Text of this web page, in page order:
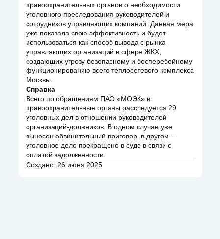
правоохранительных органов о необходимости
уголовного преследования руководителей и
сотрудников управляющих компаний. Данная мера
уже показала свою эффективность и будет
использоваться как способ вывода с рынка
управляющих организаций в сфере ЖКХ,
создающих угрозу безопасному и бесперебойному
функционированию всего теплосетевого комплекса
Москвы.
Справка
Всего по обращениям ПАО «МОЭК» в
правоохранительные органы расследуется 29
уголовных дел в отношении руководителей
организаций-должников. В одном случае уже
вынесен обвинительный приговор, в другом –
уголовное дело прекращено в суде в связи с
оплатой задолженности.
Создано: 26 июня 2025